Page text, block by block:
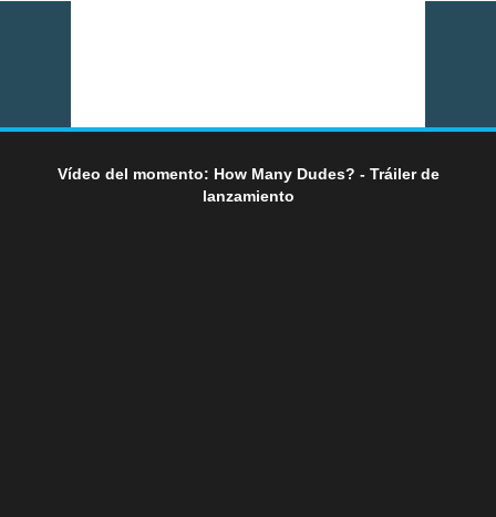
Vídeo del momento: How Many Dudes? - Tráiler de
lanzamiento